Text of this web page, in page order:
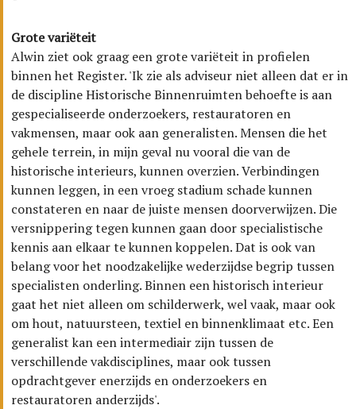
Grote variëteit
Alwin ziet ook graag een grote variëteit in profielen
binnen het Register. 'Ik zie als adviseur niet alleen dat er in
de discipline Historische Binnenruimten behoefte is aan
gespecialiseerde onderzoekers, restauratoren en
vakmensen, maar ook aan generalisten. Mensen die het
gehele terrein, in mijn geval nu vooral die van de
historische interieurs, kunnen overzien. Verbindingen
kunnen leggen, in een vroeg stadium schade kunnen
constateren en naar de juiste mensen doorverwijzen. Die
versnippering tegen kunnen gaan door specialistische
kennis aan elkaar te kunnen koppelen. Dat is ook van
belang voor het noodzakelijke wederzijdse begrip tussen
specialisten onderling. Binnen een historisch interieur
gaat het niet alleen om schilderwerk, wel vaak, maar ook
om hout, natuursteen, textiel en binnenklimaat etc. Een
generalist kan een intermediair zijn tussen de
verschillende vakdisciplines, maar ook tussen
opdrachtgever enerzijds en onderzoekers en
restauratoren anderzijds'.